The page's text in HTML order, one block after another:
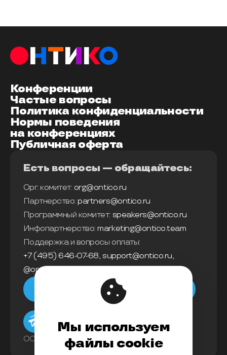
Конференции
Частые вопросы
Политика конфиденциальности
Нормы поведения
на конференциях
Публичная оферта
Есть вопросы — обращайтесь:
Орг. комитет: org@ontico.ru
Партнерство: partners@ontico.ru
Программный комитет: speakers@ontico.ru
Инфопартнерство: marketing@ontico.team
Поддержка и вопросы оплаты:
+7 (495) 646-07-68, support@ontico.ru,
@ontico_support
Мы в телеграм
ООО «Конференции Олега Бунина»
Мы используем
файлы cookie